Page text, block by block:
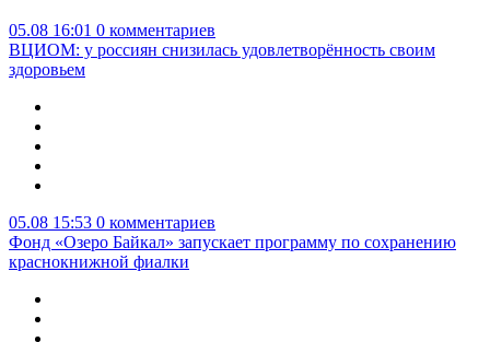
05.08 16:01 0 комментариев
ВЦИОМ: у россиян снизилась удовлетворённость своим
здоровьем
05.08 15:53 0 комментариев
Фонд «Озеро Байкал» запускает программу по сохранению
краснокнижной фиалки